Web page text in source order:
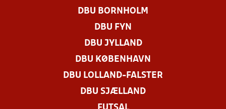
DBU BORNHOLM
DBU FYN
DBU JYLLAND
DBU KØBENHAVN
DBU LOLLAND-FALSTER
DBU SJÆLLAND